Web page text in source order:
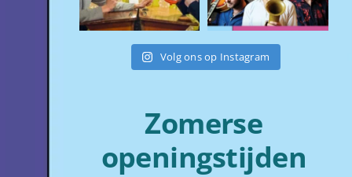
Volg ons op Instagram
Zomerse
openingstijden